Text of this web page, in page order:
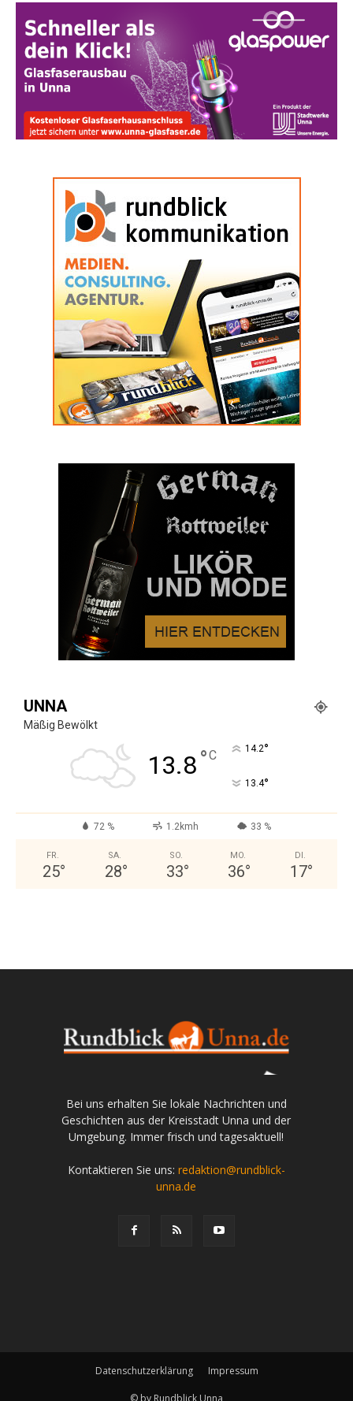
UNNA
Mäßig Bewölkt
13.8°C 14.2°
13.4°
72 % 1.2kmh 33 %
FR.
25°
SA.
28°
SO.
33°
MO.
36°
DI.
17°
Bei uns erhalten Sie lokale Nachrichten und
Geschichten aus der Kreisstadt Unna und der
Umgebung. Immer frisch und tagesaktuell!
Kontaktieren Sie uns: redaktion@rundblick-
unna.de
Datenschutzerklärung Impressum
© by Rundblick Unna